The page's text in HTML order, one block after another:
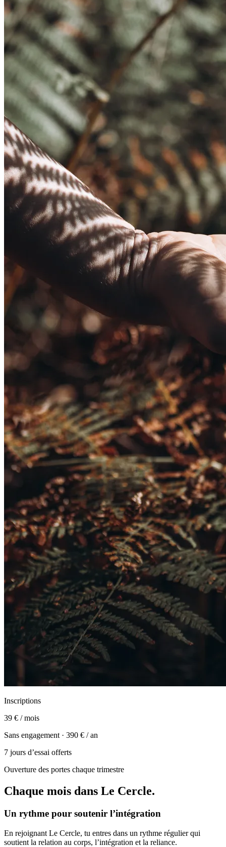
Inscriptions
39 € / mois
Sans engagement · 390 € / an
7 jours d’essai offerts
Ouverture des portes chaque trimestre
Chaque mois dans Le Cercle.
Un rythme pour soutenir l’intégration
En rejoignant Le Cercle, tu entres dans un rythme régulier qui
soutient la relation au corps, l’intégration et la reliance.